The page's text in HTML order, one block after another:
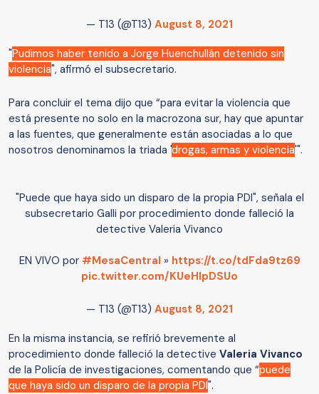
— T13 (@T13) August 8, 2021
"Pudimos haber tenido a Jorge Huenchullán detenido sin
violencia", afirmó el subsecretario.
Para concluir el tema dijo que “para evitar la violencia que
está presente no solo en la macrozona sur, hay que apuntar
a las fuentes, que generalmente están asociadas a lo que
nosotros denominamos la triada 'drogas, armas y violencia'".
"Puede que haya sido un disparo de la propia PDI", señala el
subsecretario Galli por procedimiento donde falleció la
detective Valeria Vivanco
EN VIVO por #MesaCentral » https://t.co/tdFda9tz69
pic.twitter.com/KUeHlpDSUo
— T13 (@T13) August 8, 2021
En la misma instancia, se refirió brevemente al
procedimiento donde falleció la detective Valeria Vivanco
de la Policía de investigaciones, comentando que “puede
que haya sido un disparo de la propia PDI".